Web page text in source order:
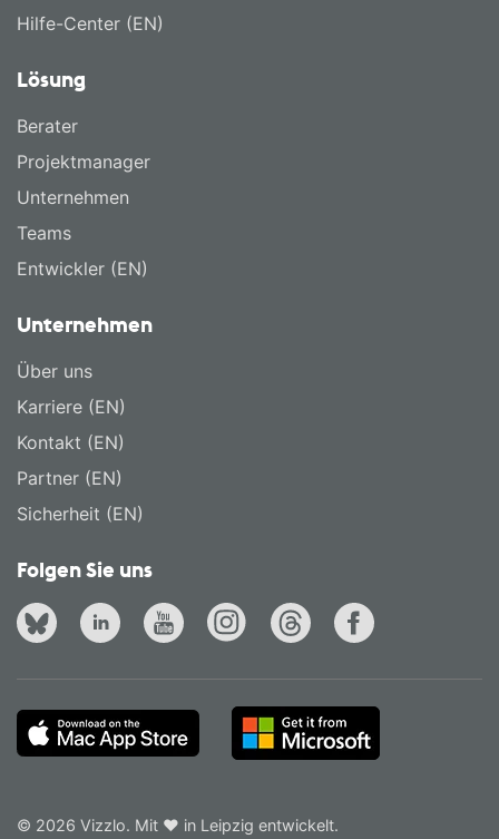
Hilfe-Center (EN)
Lösung
Berater
Projektmanager
Unternehmen
Teams
Entwickler (EN)
Unternehmen
Über uns
Karriere (EN)
Kontakt (EN)
Partner (EN)
Sicherheit (EN)
Folgen Sie uns
© 2026 Vizzlo. Mit ❤ in Leipzig entwickelt.